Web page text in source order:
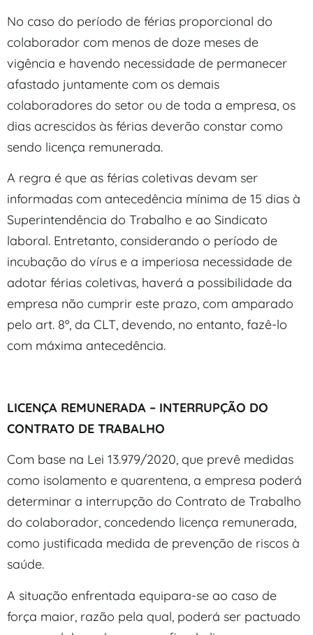
No caso do período de férias proporcional do
colaborador com menos de doze meses de
vigência e havendo necessidade de permanecer
afastado juntamente com os demais
colaboradores do setor ou de toda a empresa, os
dias acrescidos às férias deverão constar como
sendo licença remunerada.
A regra é que as férias coletivas devam ser
informadas com antecedência mínima de 15 dias à
Superintendência do Trabalho e ao Sindicato
laboral. Entretanto, considerando o período de
incubação do vírus e a imperiosa necessidade de
adotar férias coletivas, haverá a possibilidade da
empresa não cumprir este prazo, com amparado
pelo art. 8º, da CLT, devendo, no entanto, fazê-lo
com máxima antecedência.
LICENÇA REMUNERADA – INTERRUPÇÃO DO
CONTRATO DE TRABALHO
Com base na Lei 13.979/2020, que prevê medidas
como isolamento e quarentena, a empresa poderá
determinar a interrupção do Contrato de Trabalho
do colaborador, concedendo licença remunerada,
como justificada medida de prevenção de riscos à
saúde.
A situação enfrentada equipara-se ao caso de
força maior, razão pela qual, poderá ser pactuado